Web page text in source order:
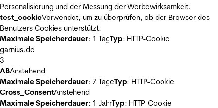
Personalisierung und der Messung der Werbewirksamkeit.
test_cookieVerwendet, um zu überprüfen, ob der Browser des
Benutzers Cookies unterstützt.
Maximale Speicherdauer: 1 TagTyp: HTTP-Cookie
garnius.de
3
ABAnstehend
Maximale Speicherdauer: 7 TageTyp: HTTP-Cookie
Cross_ConsentAnstehend
Maximale Speicherdauer: 1 JahrTyp: HTTP-Cookie